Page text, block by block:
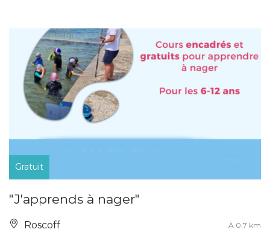
Gratuit
"J'apprends à nager"
Roscoff À 0.7 km